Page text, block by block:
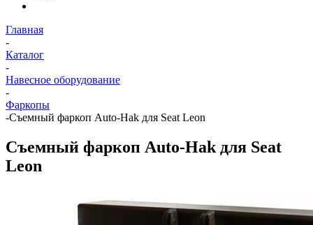
Главная
-
Каталог
-
Навесное оборудование
-
Фаркопы
-Съемный фаркоп Auto-Hak для Seat Leon
Съемный фаркоп Auto-Hak для Seat
Leon